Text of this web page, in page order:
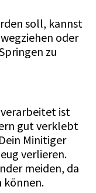
soll, kannst
oder
zu
ist
gut verklebt
Minitiger
verlieren.
meiden, da
können.